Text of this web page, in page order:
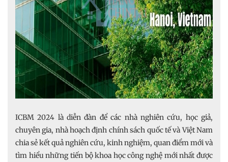
ICBM 2024 là diễn đàn để các nhà nghiên cứu, học giả,
chuyên gia, nhà hoạch định chính sách quốc tế và Việt Nam
chia sẻ kết quả nghiên cứu, kinh nghiệm, quan điểm mới và
tìm hiểu những tiến bộ khoa học công nghệ mới nhất được